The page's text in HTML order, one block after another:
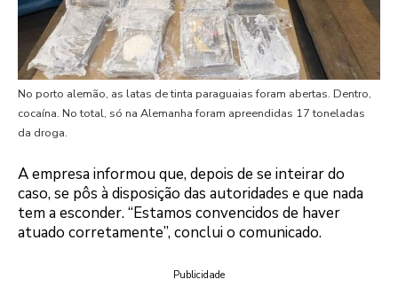
No porto alemão, as latas de tinta paraguaias foram abertas. Dentro,
cocaína. No total, só na Alemanha foram apreendidas 17 toneladas
da droga.
A empresa informou que, depois de se inteirar do
caso, se pôs à disposição das autoridades e que nada
tem a esconder. “Estamos convencidos de haver
atuado corretamente”, conclui o comunicado.
Publicidade